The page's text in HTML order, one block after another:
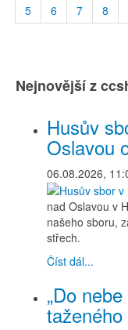
5 6 7 8
Nejnovější z
Husův
Oslavou
06.08.2026,
nad Oslavou v
našeho sboru,
střech.
Číst dál...
„Do
taženého